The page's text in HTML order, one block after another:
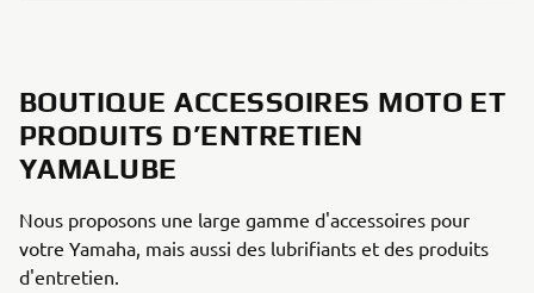
BOUTIQUE ACCESSOIRES MOTO ET
PRODUITS D’ENTRETIEN
YAMALUBE
Nous proposons une large gamme d'accessoires pour
votre Yamaha, mais aussi des lubrifiants et des produits
d'entretien.